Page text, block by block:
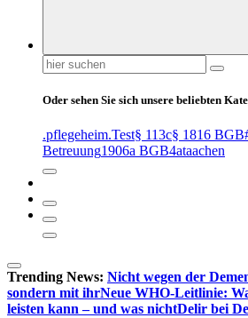
Suchen
nach:
Oder sehen Sie sich unsere beliebten
.pflegeheim.Test§ 113c§ 1816 BGB
Betreuung1906a BGB4ataachen
Trending News: Nicht wegen der
sondern mit ihrNeue WHO-Leitlinie:
leisten kann – und was nichtDelir bei